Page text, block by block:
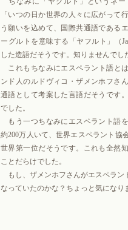
「いつの日か世界の人々に広がって
う願いを込めて、国際共通語である
ーグルトを意味する「ヤフルト」（
した造語だそうです。知りませんでし
これもちなみにエスペラント語と
ンド人のルドヴィコ・ザメンホフさ
通語として考案した言語だそうです
でした。
もう一つちなみにエスペラント語
約200万人いて、世界エスペラント協
世界第一位だそうです。これも全然
ことだらけでした。
もし、ザメンホフさんがエスペラン
なっていたのかな？ちょっと気になり